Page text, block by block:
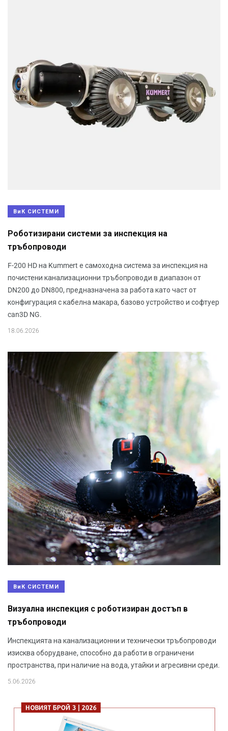
ВиК СИСТЕМИ
Роботизирани системи за инспекция на
тръбопроводи
F-200 HD на Kummert е самоходна система за инспекция на
почистени канализационни тръбопроводи в диапазон от
DN200 до DN800, предназначена за работа като част от
конфигурация с кабелна макара, базово устройство и софтуер
can3D NG.
18.06.2026
ВиК СИСТЕМИ
Визуална инспекция с роботизиран достъп в
тръбопроводи
Инспекцията на канализационни и технически тръбопроводи
изисква оборудване, способно да работи в ограничени
пространства, при наличие на вода, утайки и агресивни среди.
5.06.2026